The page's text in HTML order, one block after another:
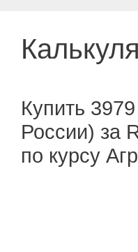
Купить
России) за
по курсу